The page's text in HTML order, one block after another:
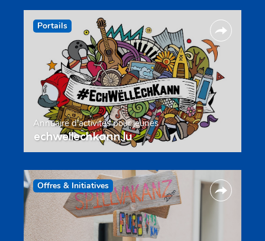
Portails
Annuaire d’activités pour jeunes
echwellechkann.lu
Offres & Initiatives